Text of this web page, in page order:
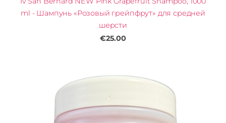
ml - Шампунь «Розовый грейпфрут» для средней
шерсти
€25.00